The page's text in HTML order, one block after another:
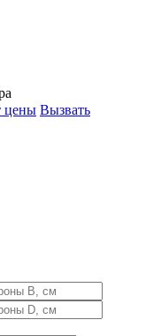
цены Вызвать